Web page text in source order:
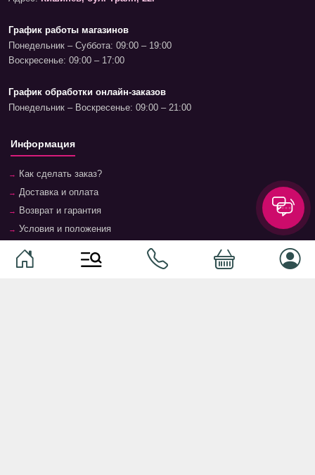
График работы магазинов
Понедельник – Суббота: 09:00 – 19:00
Воскресенье: 09:00 – 17:00
График обработки онлайн-заказов
Понедельник – Воскресенье: 09:00 – 21:00
Информация
Как сделать заказ?
Доставка и оплата
Возврат и гарантия
Условия и положения
Магазины